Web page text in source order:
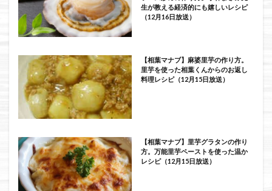
生が教える経済的にも嬉しいレシピ
（12月16日放送）
【相葉マナブ】麻婆里芋の作り方。
里芋を使った相葉くんからのお返し
料理レシピ（12月15日放送）
【相葉マナブ】里芋グラタンの作り
方。万能里芋ペーストを使った温か
レシピ（12月15日放送）